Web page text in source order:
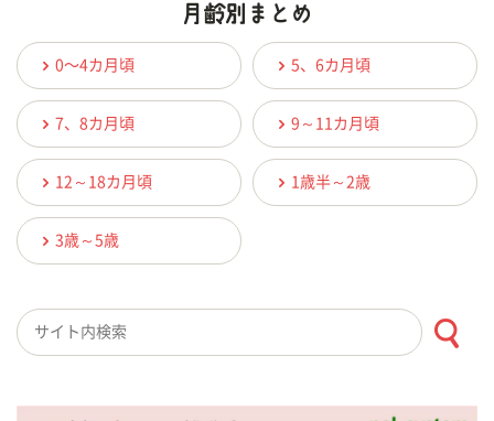
0〜4カ月頃 5、6カ月頃
7、8カ月頃 9～11カ月頃
12～18カ月頃 1歳半～2歳
3歳～5歳
検索キーワード入力